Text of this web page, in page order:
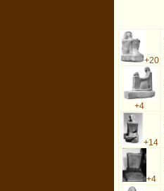
+20
+4
+14
+4